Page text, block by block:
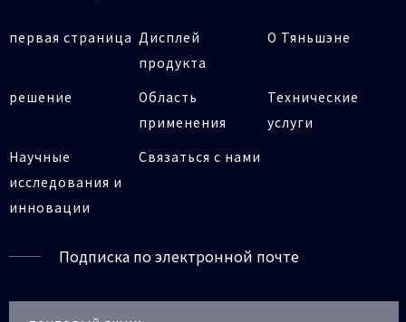
первая страница Дисплей
продукта
О Тяньшэне
решение
Область
применения
Технические
услуги
Научные
исследования и
инновации
Связаться с нами
Подписка по электронной почте